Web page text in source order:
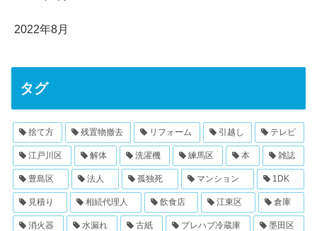
2022年8月
タグ
捨て方 残置物撤去 リフォーム 引越し テレビ
江戸川区 解体 洗濯機 練馬区 本 雑誌
豊島区 法人 孤独死 マンション 1DK
見積り 相続代理人 飲食店 江東区 倉庫
消火器 水漏れ 古紙 プレハブ冷蔵庫 墨田区